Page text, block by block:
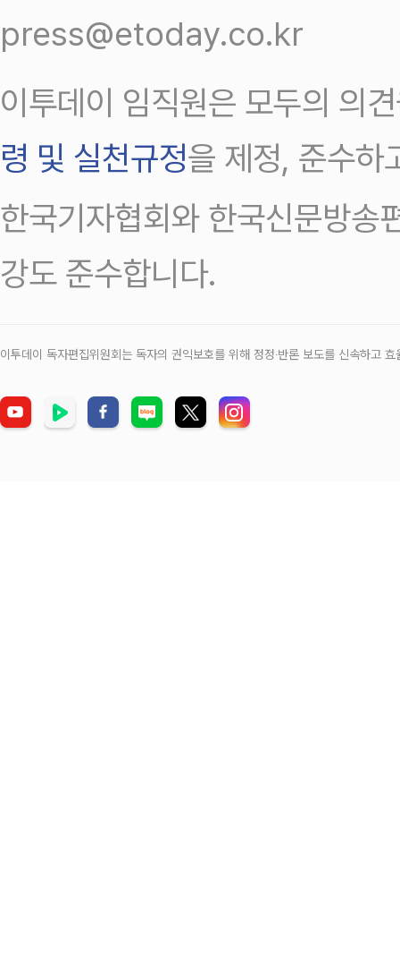
press@etoday.co.kr
이투데이 임직원은 모두의 의
령 및 실천규정을 제정, 준수하
한국기자협회와 한국신문방송
강도 준수합니다.
이투데이 독자편집위원회는 독자의 권익보호를 위해 정정‧반론 보도를 신속하고